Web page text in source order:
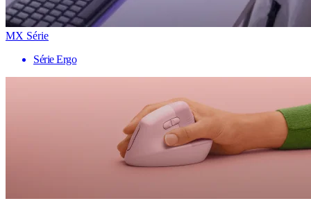
MX Série
Série Ergo